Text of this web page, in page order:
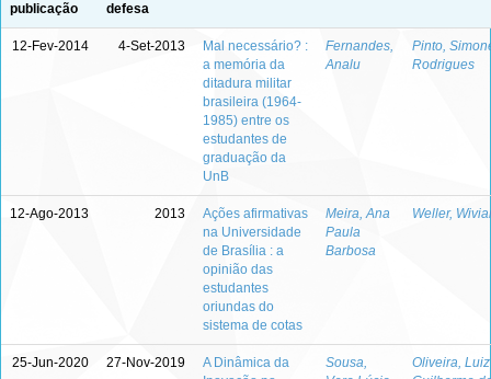
publicação
defesa
12-Fev-2014 4-Set-2013
Mal necessário? :
a memória da
ditadura militar
brasileira (1964-
1985) entre os
estudantes de
graduação da
UnB
Fernandes,
Analu
Pinto,
Rodrigues
12-Ago-2013 2013
Ações afirmativas
na Universidade
de Brasília : a
opinião das
estudantes
oriundas do
sistema de cotas
Meira, Ana
Paula
Barbosa
Weller,
25-Jun-2020 27-Nov-2019
A Dinâmica da
Sousa,
Oliveira, Luiz